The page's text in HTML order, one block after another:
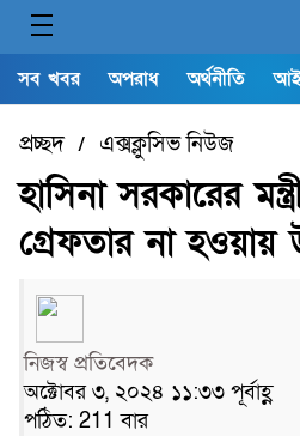
সব খবর অপরাধ অর্থনীতি
প্রচ্ছদ/ এক্সক্লুসিভ নিউজ
হাসিনা সরকারের
গ্রেফতার না হওয়ায়
নিজস্ব প্রতিবেদক
অক্টোবর ৩, ২০২৪ ১১:৩৩ পূর্বাহ্ণ
পঠিত: 211 বার